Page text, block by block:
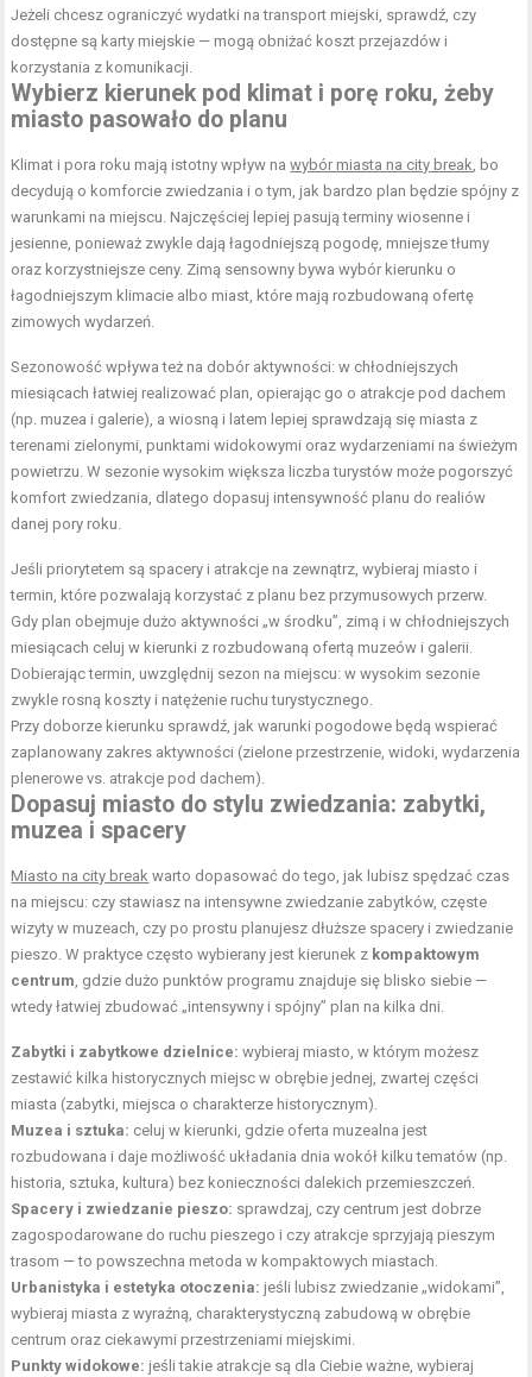
Jeżeli chcesz ograniczyć wydatki na transport miejski, sprawdź, czy
dostępne są karty miejskie — mogą obniżać koszt przejazdów i
korzystania z komunikacji.
Wybierz kierunek pod klimat i porę roku, żeby
miasto pasowało do planu
Klimat i pora roku mają istotny wpływ nawybór miasta na city break, bo
decydują o komforcie zwiedzania i o tym, jak bardzo plan będzie spójny z
warunkami na miejscu. Najczęściej lepiej pasują terminy wiosenne i
jesienne, ponieważ zwykle dają łagodniejszą pogodę, mniejsze tłumy
oraz korzystniejsze ceny. Zimą sensowny bywa wybór kierunku o
łagodniejszym klimacie albo miast, które mają rozbudowaną ofertę
zimowych wydarzeń.
Sezonowość wpływa też na dobór aktywności: w chłodniejszych
miesiącach łatwiej realizować plan, opierając go o atrakcje pod dachem
(np. muzea i galerie), a wiosną i latem lepiej sprawdzają się miasta z
terenami zielonymi, punktami widokowymi oraz wydarzeniami na świeżym
powietrzu. W sezonie wysokim większa liczba turystów może pogorszyć
komfort zwiedzania, dlatego dopasuj intensywność planu do realiów
danej pory roku.
Jeśli priorytetem są spacery i atrakcje na zewnątrz, wybieraj miasto i
termin, które pozwalają korzystać z planu bez przymusowych przerw.
Gdy plan obejmuje dużo aktywności „w środku”, zimą i w chłodniejszych
miesiącach celuj w kierunki z rozbudowaną ofertą muzeów i galerii.
Dobierając termin, uwzględnij sezon na miejscu: w wysokim sezonie
zwykle rosną koszty i natężenie ruchu turystycznego.
Przy doborze kierunku sprawdź, jak warunki pogodowe będą wspierać
zaplanowany zakres aktywności (zielone przestrzenie, widoki, wydarzenia
plenerowe vs. atrakcje pod dachem).
Dopasuj miasto do stylu zwiedzania: zabytki,
muzea i spacery
Miasto na city break warto dopasować do tego, jak lubisz spędzać czas
na miejscu: czy stawiasz na intensywne zwiedzanie zabytków, częste
wizyty w muzeach, czy po prostu planujesz dłuższe spacery i zwiedzanie
pieszo. W praktyce często wybierany jest kierunek z kompaktowym
centrum, gdzie dużo punktów programu znajduje się blisko siebie —
wtedy łatwiej zbudować „intensywny i spójny” plan na kilka dni.
Zabytki i zabytkowe dzielnice: wybieraj miasto, w którym możesz
zestawić kilka historycznych miejsc w obrębie jednej, zwartej części
miasta (zabytki, miejsca o charakterze historycznym).
Muzea i sztuka: celuj w kierunki, gdzie oferta muzealna jest
rozbudowana i daje możliwość układania dnia wokół kilku tematów (np.
historia, sztuka, kultura) bez konieczności dalekich przemieszczeń.
Spacery i zwiedzanie pieszo: sprawdzaj, czy centrum jest dobrze
zagospodarowane do ruchu pieszego i czy atrakcje sprzyjają pieszym
trasom — to powszechna metoda w kompaktowych miastach.
Urbanistyka i estetyka otoczenia: jeśli lubisz zwiedzanie „widokami”,
wybieraj miasta z wyraźną, charakterystyczną zabudową w obrębie
centrum oraz ciekawymi przestrzeniami miejskimi.
Punkty widokowe: jeśli takie atrakcje są dla Ciebie ważne, wybieraj